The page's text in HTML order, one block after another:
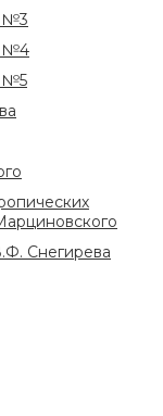
№3
№4
№5
Снегирева